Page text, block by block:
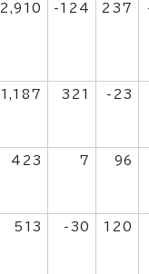
2,910 -124 237
1,187 321 -23
423 7 96
513 -30 120